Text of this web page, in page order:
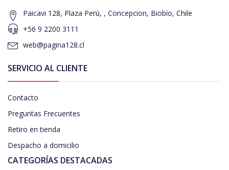
Paicavi 128, Plaza Perú, , Concepcion, Biobío, Chile
+56 9 2200 3111
web@pagina128.cl
SERVICIO AL CLIENTE
Contacto
Preguntas Frecuentes
Retiro en tienda
Despacho a domicilio
CATEGORÍAS DESTACADAS